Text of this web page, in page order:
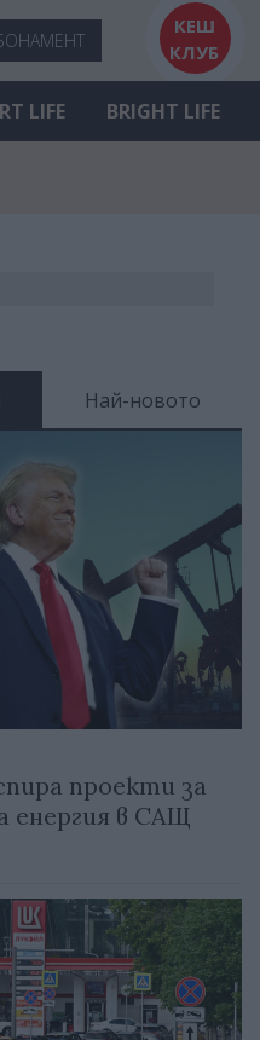
НАМЕНТ
КЕШ
КЛУБ
LIFE BRIGHT LIFE
Най-новото
проекти за
енергия в САЩ